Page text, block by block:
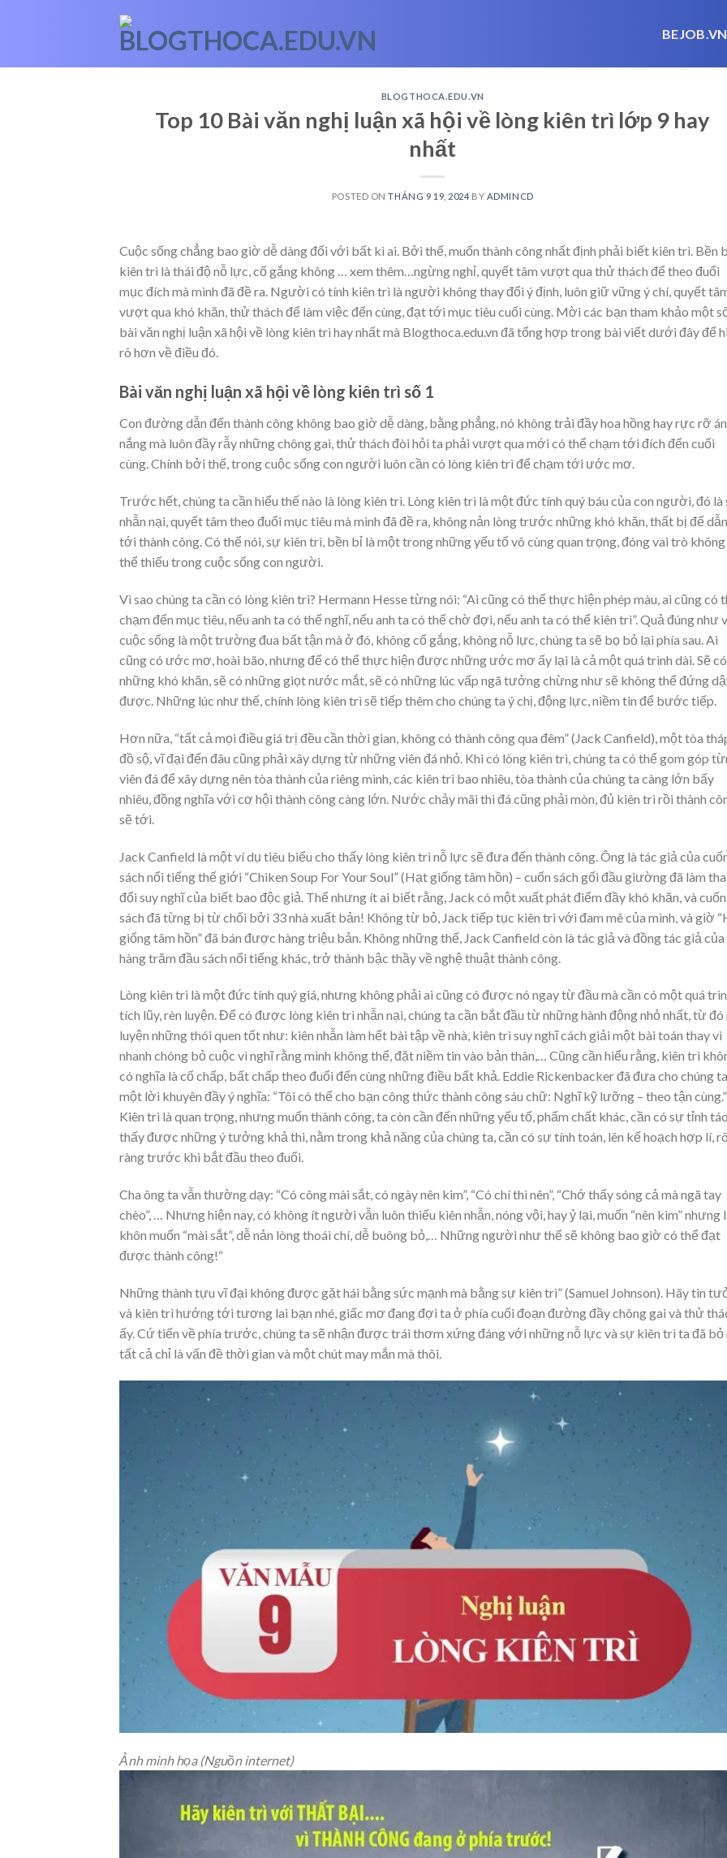
BEJOB.VN
BLOGTHOCA.EDU.VN
Top 10 Bài văn nghị luận xã hội về lòng kiên trì lớp 9 hay
nhất
POSTED ONTHÁNG 9 19, 2024 BY ADMINCD
Cuộc sống chẳng bao giờ dễ dàng đối với bất kì ai. Bởi thế, muốn thành công nhất định phải biết kiên trì. Bền
kiên trì là thái độ nỗ lực, cố gắng không
… xem thêm… ngừng nghỉ, quyết tâm vượt qua thử thách để theo đuổi
mục đích mà mình đã đề ra. Người có tính kiên trì là người không thay đổi ý định, luôn giữ vững ý chí, quyết
vượt qua khó khăn, thử thách để làm việc đến cùng, đạt tới mục tiêu cuối cùng. Mời các bạn tham khảo một
bài văn nghị luận xã hội về lòng kiên trì hay nhất mà Blogthoca.edu.vn đã tổng hợp trong bài viết dưới đây để
rõ hơn về điều đó.
Bài văn nghị luận xã hội về lòng kiên trì số 1
Con đường dẫn đến thành công không bao giờ dễ dàng, bằng phẳng, nó không trải đầy hoa hồng hay rực rỡ
nắng mà luôn đầy rẫy những chông gai, thử thách đòi hỏi ta phải vượt qua mới có thể chạm tới đích đến cuối
cùng. Chính bởi thế, trong cuộc sống con người luôn cần có lòng kiên trì để chạm tới ước mơ.
Trước hết, chúng ta cần hiểu thế nào là lòng kiên trì. Lòng kiên trì là một đức tính quý báu của con người, đó là
nhẫn nại, quyết tâm theo đuổi mục tiêu mà mình đã đề ra, không nản lòng trước những khó khăn, thất bị để dẫn
tới thành công. Có thể nói, sự kiên trì, bền bỉ là một trong những yếu tố vô cùng quan trọng, đóng vai trò không
thể thiếu trong cuộc sống con người.
Vì sao chúng ta cần có lòng kiên trì? Hermann Hesse từng nói: “Ai cũng có thể thực hiện phép màu, ai cũng có
chạm đến mục tiêu, nếu anh ta có thể nghĩ, nếu anh ta có thể chờ đợi, nếu anh ta có thể kiên trì”. Quả đúng như
cuộc sống là một trường đua bất tận mà ở đó, không cố gắng, không nỗ lực, chúng ta sẽ bọ bỏ lại phía sau. Ai
cũng có ước mơ, hoài bão, nhưng để có thể thực hiện được những ước mơ ấy lại là cả một quá trình dài. Sẽ có
những khó khăn, sẽ có những giọt nước mắt, sẽ có những lúc vấp ngã tưởng chừng như sẽ không thể đứng
được. Những lúc như thế, chính lòng kiên trì sẽ tiếp thêm cho chúng ta ý chị, động lực, niềm tin để bước tiếp.
Hơn nữa, “tất cả mọi điều giá trị đều cần thời gian, không có thành công qua đêm” (Jack Canfield), một tòa
đồ sộ, vĩ đại đến đâu cũng phải xây dựng từ những viên đá nhỏ. Khi có lòng kiên trì, chúng ta có thể gom góp
viên đá để xây dựng nên tòa thành của riêng mình, các kiên trì bao nhiêu, tòa thành của chúng ta càng lớn bấy
nhiêu, đồng nghĩa với cơ hội thành công càng lớn. Nước chảy mãi thì đá cũng phải mòn, đủ kiên trì rồi thành
sẽ tới.
Jack Canfield là một ví dụ tiêu biểu cho thấy lòng kiên trì nỗ lực sẽ đưa đến thành công. Ông là tác giả của
sách nổi tiếng thế giới “Chiken Soup For Your Soul” (Hạt giống tâm hồn) – cuốn sách gối đầu giường đã làm
đổi suy nghĩ của biết bao độc giả. Thế nhưng ít ai biết rằng, Jack có một xuất phát điểm đầy khó khăn, và cuốn
sách đã từng bị từ chối bởi 33 nhà xuất bản! Không từ bỏ, Jack tiếp tục kiên trì với đam mê của mình, và giờ
giống tâm hồn” đã bán được hàng triệu bản. Không những thế, Jack Canfield còn là tác giả và đồng tác giả của
hàng trăm đầu sách nổi tiếng khác, trở thành bậc thầy về nghệ thuật thành công.
Lòng kiên trì là một đức tính quý giá, nhưng không phải ai cũng có được nó ngay từ đầu mà cần có một quá
tích lũy, rèn luyện. Để có được lòng kiên trì nhẫn nại, chúng ta cần bắt đầu từ những hành động nhỏ nhất, từ đó
luyện những thói quen tốt như: kiên nhẫn làm hết bài tập về nhà, kiên trì suy nghĩ cách giải một bài toán thay vì
nhanh chóng bỏ cuộc vì nghĩ rằng mình không thể, đặt niềm tin vào bản thân,… Cũng cần hiểu rằng, kiên trì
có nghĩa là cố chấp, bất chấp theo đuổi đến cùng những điều bất khả. Eddie Rickenbacker đã đưa cho chúng ta
một lời khuyên đầy ý nghĩa: “Tôi có thể cho bạn công thức thành công sáu chữ: Nghĩ kỹ lưỡng – theo tận cùng.”
Kiên trì là quan trọng, nhưng muốn thành công, ta còn cần đến những yếu tố, phẩm chất khác, cần có sự tỉnh táo
thấy được những ý tưởng khả thi, nằm trong khả năng của chúng ta, cần có sự tính toán, lên kế hoạch hợp lí, rõ
ràng trước khi bắt đầu theo đuổi.
Cha ông ta vẫn thường dạy: “Có công mài sắt, có ngày nên kim”, “Có chí thì nên”, “Chớ thấy sóng cả mà ngã tay
chèo”, … Nhưng hiện nay, có không ít người vẫn luôn thiếu kiên nhẫn, nóng vội, hay ỷ lại, muốn “nên kim” nhưng
khôn muốn “mài sắt”, dễ nản lòng thoái chí, dễ buông bỏ,… Những người như thế sẽ không bao giờ có thể đạt
được thành công!“
Những thành tựu vĩ đại không được gặt hái bằng sức mạnh mà bằng sự kiên trì” (Samuel Johnson). Hãy tin
và kiên trì hướng tới tương lai bạn nhé, giấc mơ đang đợi ta ở phía cuối đoạn đường đầy chông gai và thử
ấy. Cứ tiến về phía trước, chúng ta sẽ nhận được trái thơm xứng đáng với những nỗ lực và sự kiên trì ta đã bỏ
tất cả chỉ là vấn đề thời gian và một chút may mắn mà thôi.
Ảnh minh họa (Nguồn internet)